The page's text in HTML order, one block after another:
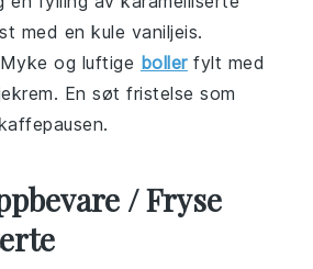
med en kule vaniljeis.
og luftige bollerfylt med
. En søt fristelse som
/ Fryse